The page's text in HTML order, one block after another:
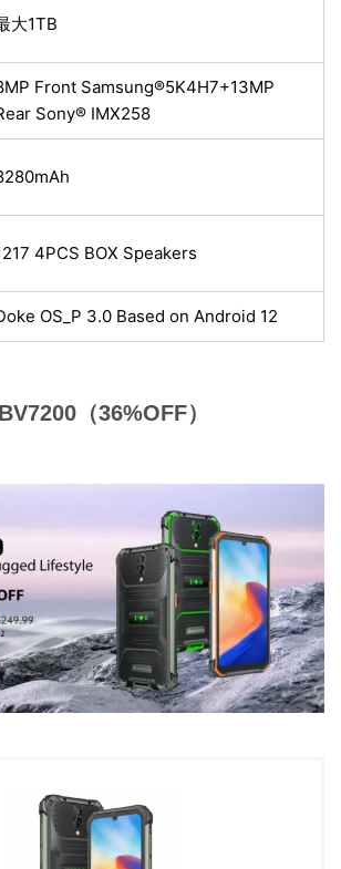
大1TB
Front Samsung®5K4H7+13MP
Sony® IMX258
4PCS BOX Speakers
OS_P 3.0 Based on Android 12
（36%OFF）